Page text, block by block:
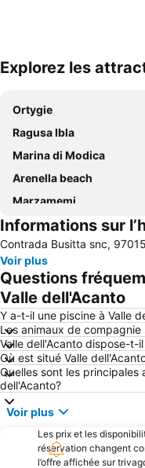
Explorez les
Ortygie
Ragusa Ibla
Marina di Modica
Arenella beach
Marzamemi
Borgo di Donnalucata
Ile de Correnti
Lido Noto
Playa Grande
Spiaggia Arenella
Lago di Santa Rosalia
Punta Secca
Scoglitti
Fontaine d'Aréthuse
Santa Maria del Focallo
Porto Turistico di Marina di
Informations sur
Contrada Busitta snc,
Voir plus
Questions
Valle dell'Acanto
Y a-t-il une piscine à Valle
Les animaux de
Valle dell'Acanto dispose-t-
Où est situé Valle
Quelles sont les
dell'Acanto?
Voir plus
Les prix et les
réservation changent
l’offre affichée sur